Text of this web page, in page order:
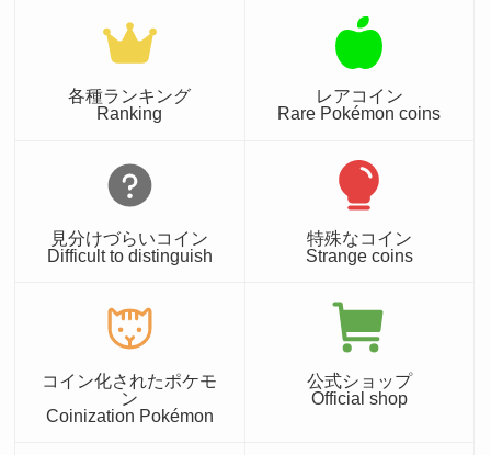
各種ランキング
Ranking
レアコイン
Rare Pokémon coins
見分けづらいコイン
Difficult to distinguish
特殊なコイン
Strange coins
コイン化されたポケモ
ン
Coinization Pokémon
公式ショップ
Official shop